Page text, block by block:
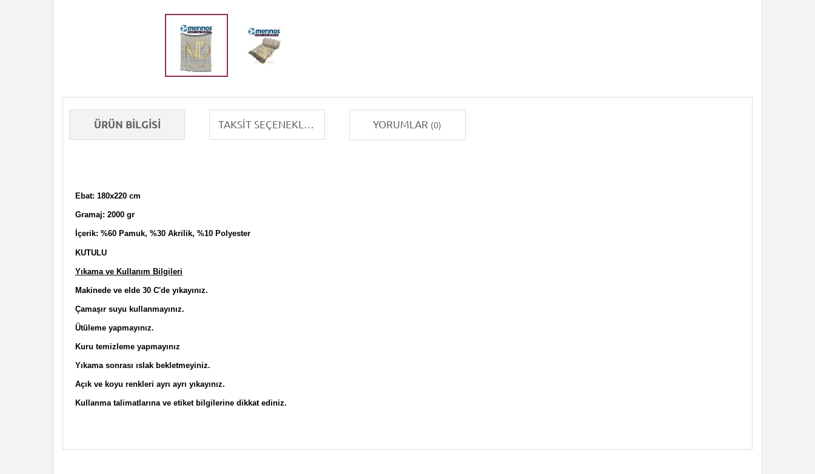
ÜRÜN BILGISI TAKSIT SEÇENEKLERI YORUMLAR (0)
Ebat: 180x220 cm
Gramaj: 2000 gr
İçerik: %60 Pamuk, %30 Akrilik, %10 Polyester
KUTULU
Yıkama ve Kullanım Bilgileri
Makinede ve elde 30 C'de yıkayınız.
Çamaşır suyu kullanmayınız.
Ütüleme yapmayınız.
Kuru temizleme yapmayınız
Yıkama sonrası ıslak bekletmeyiniz.
Açık ve koyu renkleri ayrı ayrı yıkayınız.
Kullanma talimatlarına ve etiket bilgilerine dikkat ediniz.